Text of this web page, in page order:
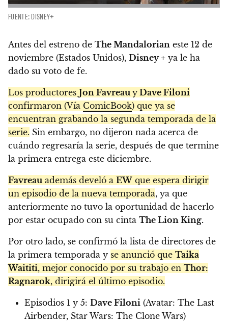
FUENTE: DISNEY+
Antes del estreno de The Mandalorian este 12 de
noviembre (Estados Unidos), Disney + ya le ha
dado su voto de fe.
Los productores Jon Favreauy Dave Filoni
confirmaron (Vía ComicBook) que ya se
encuentran grabando la segunda temporada de la
serie. Sin embargo, no dijeron nada acerca de
cuándo regresaría la serie, después de que termine
la primera entrega este diciembre.
Favreauademás develó a EW que espera dirigir
un episodio de la nueva temporada, ya que
anteriormente no tuvo la oportunidad de hacerlo
por estar ocupado con su cinta The Lion King.
Por otro lado, se confirmó la lista de directores de
la primera temporada y se anunció que Taika
Waititi, mejor conocido por su trabajo en Thor:
Ragnarok, dirigirá el último episodio.
Episodios 1 y 5: Dave Filoni (Avatar: The Last
Airbender, Star Wars: The Clone Wars)